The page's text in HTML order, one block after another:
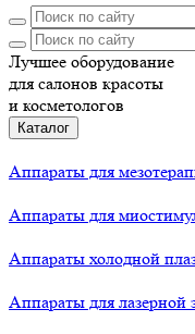
Лучшее оборудование
для салонов красоты
и косметологов
Каталог
Аппараты для
Аппараты для
Аппараты холодной
Аппараты для лазерной